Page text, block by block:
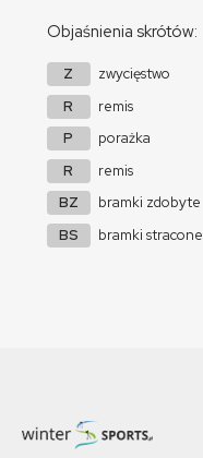
Objaśnienia skrótów:
Z
zwycięstwo
R
remis
P
porażka
R
remis
BZ
bramki zdobyte
BS
bramki stracone